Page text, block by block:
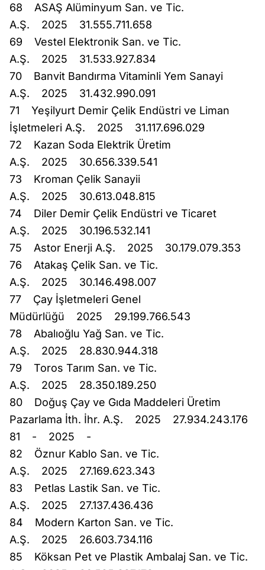
68 ASAŞ Alüminyum San. ve Tic.
A.Ş. 2025 31.555.711.658
69 Vestel Elektronik San. ve Tic.
A.Ş. 2025 31.533.927.834
70 Banvit Bandırma Vitaminli Yem Sanayi
A.Ş. 2025 31.432.990.091
71 Yeşilyurt Demir Çelik Endüstri ve Liman
İşletmeleri A.Ş. 2025 31.117.696.029
72 Kazan Soda Elektrik Üretim
A.Ş. 2025 30.656.339.541
73 Kroman Çelik Sanayii
A.Ş. 2025 30.613.048.815
74 Diler Demir Çelik Endüstri ve Ticaret
A.Ş. 2025 30.196.532.141
75 Astor Enerji A.Ş. 2025 30.179.079.353
76 Atakaş Çelik San. ve Tic.
A.Ş. 2025 30.146.498.007
77 Çay İşletmeleri Genel
Müdürlüğü 2025 29.199.766.543
78 Abalıoğlu Yağ San. ve Tic.
A.Ş. 2025 28.830.944.318
79 Toros Tarım San. ve Tic.
A.Ş. 2025 28.350.189.250
80 Doğuş Çay ve Gıda Maddeleri Üretim
Pazarlama İth. İhr. A.Ş. 2025 27.934.243.176
81 - 2025 -
82 Öznur Kablo San. ve Tic.
A.Ş. 2025 27.169.623.343
83 Petlas Lastik San. ve Tic.
A.Ş. 2025 27.137.436.436
84 Modern Karton San. ve Tic.
A.Ş. 2025 26.603.734.116
85 Köksan Pet ve Plastik Ambalaj San. ve Tic.